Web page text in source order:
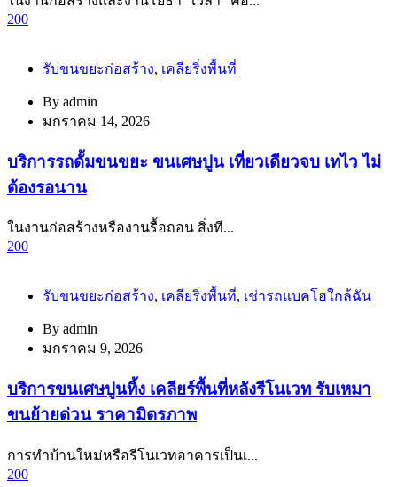
200
รับขนขยะก่อสร้าง, เคลียริ่งพื้นที่
By admin
มกราคม 14, 2026
บริการรถดั้มขนขยะ ขนเศษปูน เที่ยวเดียวจบ เทไว ไม่
ต้องรอนาน
ในงานก่อสร้างหรืองานรื้อถอน สิ่งที...
200
รับขนขยะก่อสร้าง, เคลียริ่งพื้นที่, เช่ารถแบคโฮใกล้ฉัน
By admin
มกราคม 9, 2026
บริการขนเศษปูนทิ้ง เคลียร์พื้นที่หลังรีโนเวท รับเหมา
ขนย้ายด่วน ราคามิตรภาพ
การทำบ้านใหม่หรือรีโนเวทอาคารเป็นเ...
200